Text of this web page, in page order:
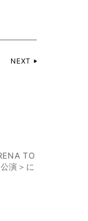
NEXT
TO
演＞に